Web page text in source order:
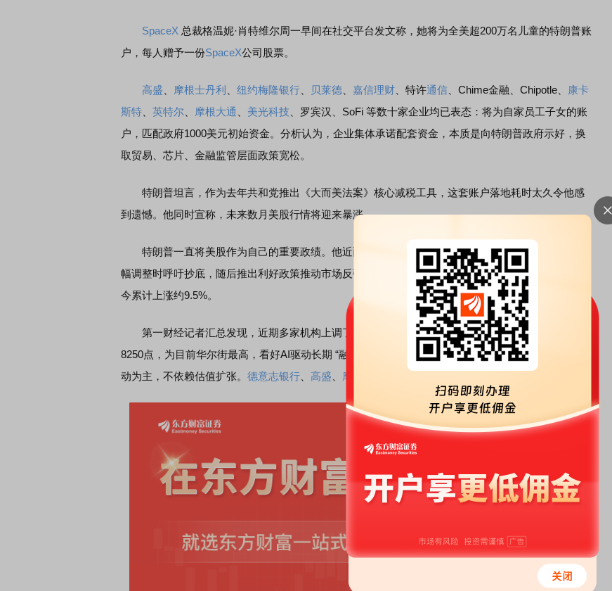
SpaceX 总裁格温妮·肖特维尔周一早间在社交平台发文称，她将为全美超200万名儿童的特朗普账
户，每人赠予一份SpaceX公司股票。
高盛 摩根士丹利 纽约梅隆银行 贝莱德 嘉信理财 、特许通信 、Chime金融、Chipotle、
康卡
斯特
英特尔 摩根大通 美光科技 、罗宾汉、SoFi 等数十家企业均已表态：将为自家员工子女的账
户，匹配政府1000美元初始资金。分析认为，企业集体承诺配套资金，本质是向特朗普政府示好，换
取贸易、芯片、金融监管层面政策宽松。
特朗普坦言，作为去年共和党推出《大而美法案》核心减税工具，这套账户落地耗时太久令他感
到遗憾。他同时宣称，未来数月美股行情将迎来暴涨。
特朗普一直将美股作为自己的重要政绩。他近两年来多次在美股因关税、地缘政治危机等因素大
幅调整时呼吁抄底，随后推出利好政策推动市场反弹。标普500指数2025年全年涨幅达17.9%，今年迄
今累计上涨约9.5%。
第一财经记者汇总发现，近期多家机构上调了年末标普500指数目标位。Yardeni Research预测
8250点，为目前华尔街最高，看好AI驱动长期 “融涨行情”。奥本海默、花旗预测8100 点，认为盈利驱
动为主，不依赖估值扩张。 德意志银行 高盛 摩根士丹利
连线｜东方财富证券陈果：A股再平衡的
债券知识通识：从基础认知到特色品种 了解北交所知识 做理性投资者